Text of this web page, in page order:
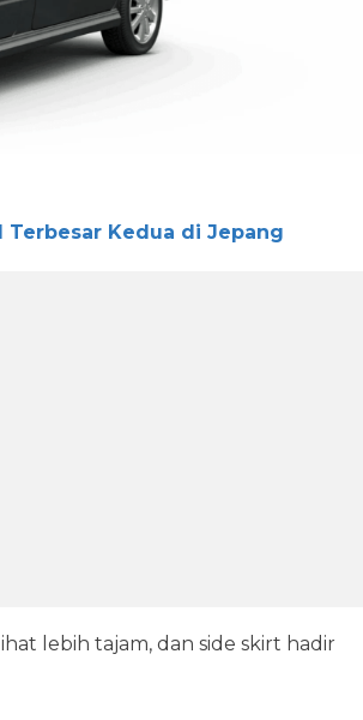
Terbesar Kedua di Jepang
lebih tajam, dan side skirt hadir